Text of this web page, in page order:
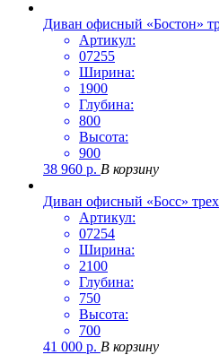
Диван офисный «Бостон»
Артикул:
07255
Ширина:
1900
Глубина:
800
Высота:
900
38 960 р. В корзину
Диван офисный «Босс»
Артикул:
07254
Ширина:
2100
Глубина:
750
Высота:
700
41 000 р. В корзину